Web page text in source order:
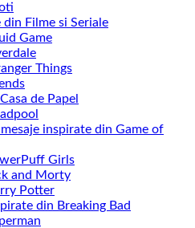
Filme si Seriale
Game
Things
de Papel
inspirate din Game of
Girls
and Morty
Potter
din Breaking Bad